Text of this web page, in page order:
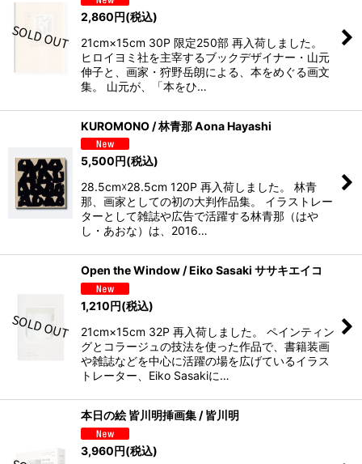
2,860円(税込)
21cm×15cm 30P 限定250部 再入荷しました。
ヒロイヨミ社を主宰するブックデザイナー・山元
伸子と、画家・狩野岳朗による、本をめぐる画文
集。 山元が、「本をひ…
KUROMONO / 林青那 Aona Hayashi
5,500円(税込)
28.5cm☓28.5cm 120P 再入荷しました。 林青
那、画家としての初の大判作品集。 イラストレー
ターとして雑誌や広告で活躍する林青那（はや
し・あおな）は、2016…
Open the Window / Eiko Sasaki ササキエイコ
1,210円(税込)
21cm×15cm 32P 再入荷しました。 ペインティン
グとコラージュの技法を使った作品で、書籍装画
や雑誌などを中心に活躍の場を広げているイラス
トレーター、Eiko Sasakiに…
本日の絵 皆川明挿画集 / 皆川明
3,960円(税込)